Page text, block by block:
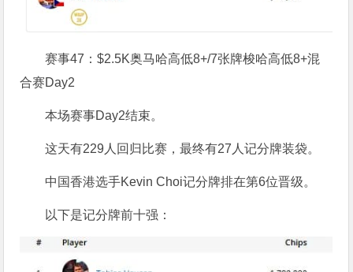
赛事47：$2.5K奥马哈高低8+/7张牌梭哈高低8+混
合赛Day2
本场赛事Day2结束。
这天有229人回归比赛，最终有27人记分牌装袋。
中国香港选手Kevin Choi记分牌排在第6位晋级。
以下是记分牌前十强：